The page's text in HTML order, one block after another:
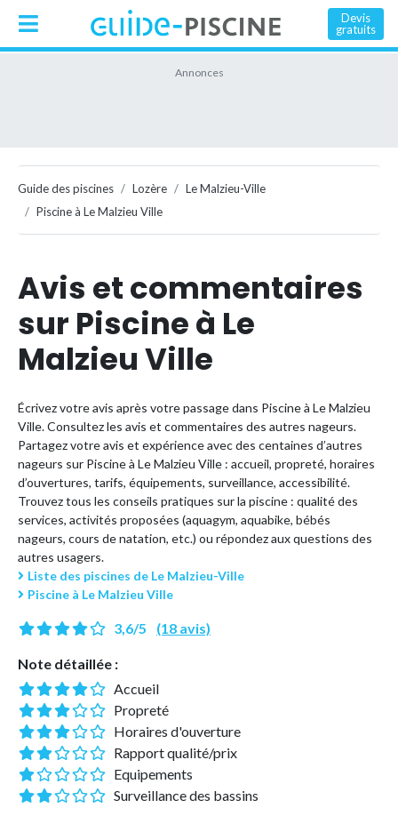
Devis
gratuits
Guide des piscines Lozère
Le Malzieu-Ville
Piscine à Le Malzieu Ville
Avis et commentaires
sur Piscine à Le
Malzieu Ville
Écrivez votre avis après votre passage dans Piscine à Le Malzieu
Ville. Consultez les avis et commentaires des autres nageurs.
Partagez votre avis et expérience avec des centaines d’autres
nageurs sur Piscine à Le Malzieu Ville : accueil, propreté, horaires
d’ouvertures, tarifs, équipements, surveillance, accessibilité.
Trouvez tous les conseils pratiques sur la piscine : qualité des
services, activités proposées (aquagym, aquabike, bébés
nageurs, cours de natation, etc.) ou répondez aux questions des
autres usagers.
Liste des piscines de Le Malzieu-Ville
Piscine à Le Malzieu Ville
3,6/5 (18 avis)
Note détaillée :
Accueil
Propreté
Horaires d'ouverture
Rapport qualité/prix
Equipements
Surveillance des bassins